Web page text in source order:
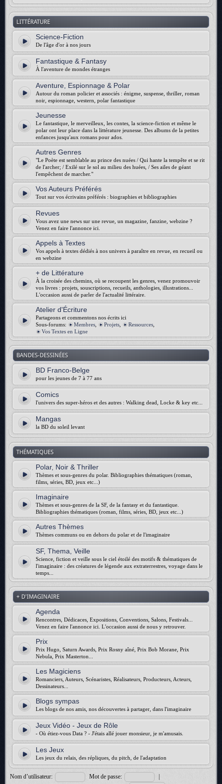
LITTÉRATURE
Science-Fiction
De l'âge d'or à nos jours
Fantastique & Fantasy
À l'aventure de mondes étranges
Aventure, Espionnage & Polar
Autour du roman policier et associés : énigme, suspense, thriller, roman
noir, espionnage, western, polar fantastique
Jeunesse
Le fantastique, le merveilleux, les contes, la science-fiction et même le
polar ont leur place dans la littérature jeunesse. Des albums de la petites
enfances jusqu'aux romans pour ados.
Autres Genres
"Le Poète est semblable au prince des nuées / Qui hante la tempête et se rit
de l'archer; / Exilé sur le sol au milieu des huées, / Ses ailes de géant
l'empêchent de marcher."
Vos Auteurs Préférés
Tout sur vos écrivains préférés : biographies et bibliographies
Revues
Vous avez une news sur une revue, un magazine, fanzine, webzine ?
Venez en faire l'annonce ici.
Appels à Textes
Vos appels à textes dédiés à nos univers à paraître en revue, en recueil ou
en webzine
+ de Littérature
À la croisée des chemins, où se recoupent les genres, venez promouvoir
vos livres : projets, souscriptions, recueils, anthologies, illustrations...
L'occasion aussi de parler de l'actualité littéraire.
Atelier d'Écriture
Partageons et commentons nos écrits ici
Sous-forums:
Membres Projets Ressources
Vos Textes en Ligne
BANDES-DESSINÉES
BD Franco-Belge
pour les jeunes de 7 à 77 ans
Comics
l'univers des super-héros et des autres : Walking dead, Locke & key etc...
Mangas
la BD du soleil levant
THÉMATIQUES
Polar, Noir & Thriller
Thèmes et sous-genres du polar. Bibliographies thématiques (roman,
films, séries, BD, jeux etc...)
Imaginaire
Thèmes et sous-genres de la SF, de la fantasy et du fantastique.
Bibliographies thématiques (roman, films, séries, BD, jeux etc...)
Autres Thèmes
Thèmes communs ou en dehors du polar et de l'imaginaire
SF, Thema, Veille
Science, fiction et veille sous le ciel étoilé des motifs & thématiques de
l'imaginaire : des créatures de légende aux extraterrestres, voyage dans le
temps...
+ D'IMAGINAIRE
Agenda
Rencontres, Dédicaces, Expositions, Conventions, Salons, Festivals...
Venez en faire l'annonce ici. L'occasion aussi de nous y retrouver.
Prix
Prix Hugo, Saturn Awards, Prix Rosny aîné, Prix Bob Morane, Prix
Nebula, Prix Masterton...
Les Magiciens
Romanciers, Auteurs, Scénaristes, Réalisateurs, Producteurs, Acteurs,
Dessinateurs...
Blogs sympas
Les blogs de nos amis, nos découvertes à partager, dans l'imaginaire
Jeux Vidéo - Jeux de Rôle
- Où étiez-vous Data ? - J'étais allé jouer monsieur, je m'amusais.
Les Jeux
Les jeux du relais, des répliques, du pitch, de l'adaptation
Nom d’utilisateur: Mot de passe:
|